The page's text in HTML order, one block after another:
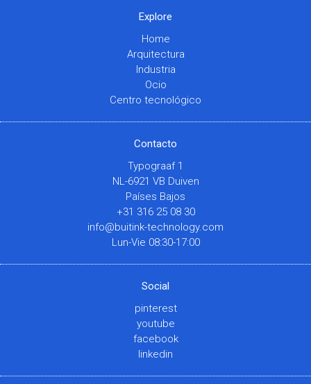
Explore
Home
Arquitectura
Industria
Ocio
Centro tecnológico
Contacto
Typograaf 1
NL-6921 VB Duiven
Países Bajos
+31 316 25 08 30
info@buitink-technology.com
Lun-Vie 08:30-17:00
Social
pinterest
youtube
facebook
linkedin